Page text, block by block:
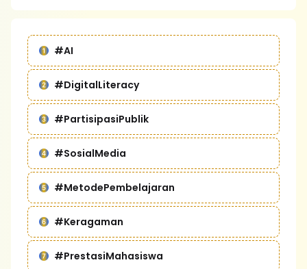
#AI
#DigitalLiteracy
#PartisipasiPublik
#SosialMedia
#MetodePembelajaran
#Keragaman
#PrestasiMahasiswa